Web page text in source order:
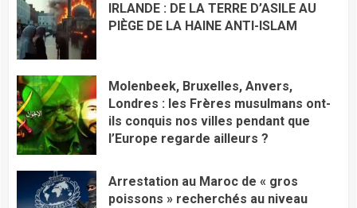
IRLANDE : DE LA TERRE D’ASILE AU
PIÈGE DE LA HAINE ANTI-ISLAM
Molenbeek, Bruxelles, Anvers,
Londres : les Frères musulmans ont-
ils conquis nos villes pendant que
l’Europe regarde ailleurs ?
​Arrestation au Maroc de « gros
poissons » recherchés au niveau